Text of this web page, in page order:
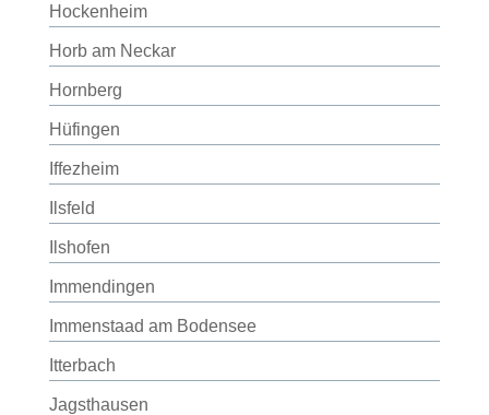
Hockenheim
Horb am Neckar
Hornberg
Hüfingen
Iffezheim
Ilsfeld
Ilshofen
Immendingen
Immenstaad am Bodensee
Itterbach
Jagsthausen